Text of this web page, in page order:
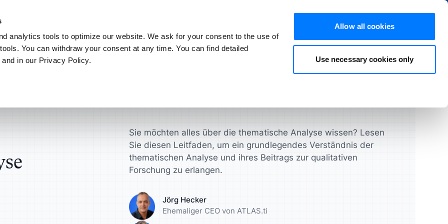
analytics tools to optimize our website. We ask for your consent to the use of
You can withdraw your consent at any time. You can find detailed
and in our Privacy Policy.
Allow all cookies
Use necessary cookies only
Designer
Sie Ihre Konzepte,
Analyse von Umfragedaten
Fokusgruppen-Analyse
User Research
ATLAS.ti Web
Feature-Vergleich
Universitäten
Optimieren Sie Ihre
UX & Produkt-Designer
Connect
und einfach
Mein ATLAS.ti DE Kostenlos testen Jetzt kaufen
Sie möchten alles über die thematische Analyse wissen? Lesen
Sie diesen Leitfaden, um ein grundlegendes Verständnis der
thematischen Analyse und ihres Beitrags zur qualitativen
Forschung zu erlangen.
Jörg Hecker
Ehemaliger CEO von ATLAS.ti